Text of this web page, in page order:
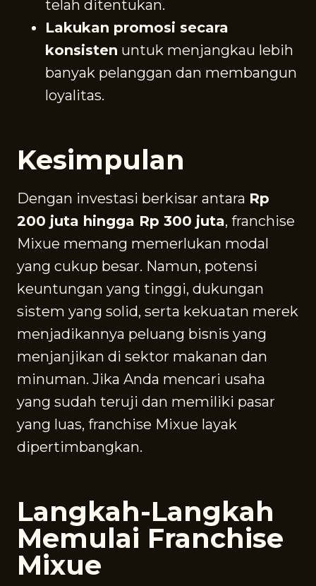
telah ditentukan.
Lakukan promosi secara
konsisten untuk menjangkau lebih
banyak pelanggan dan membangun
loyalitas.
Kesimpulan
Dengan investasi berkisar antara Rp
200 juta hingga Rp 300 juta, franchise
Mixue memang memerlukan modal
yang cukup besar. Namun, potensi
keuntungan yang tinggi, dukungan
sistem yang solid, serta kekuatan merek
menjadikannya peluang bisnis yang
menjanjikan di sektor makanan dan
minuman. Jika Anda mencari usaha
yang sudah teruji dan memiliki pasar
yang luas, franchise Mixue layak
dipertimbangkan.
Langkah-Langkah
Memulai Franchise
Mixue